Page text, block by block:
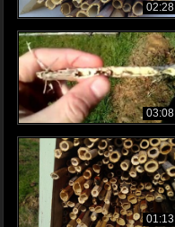
02:28
03:08
01:13